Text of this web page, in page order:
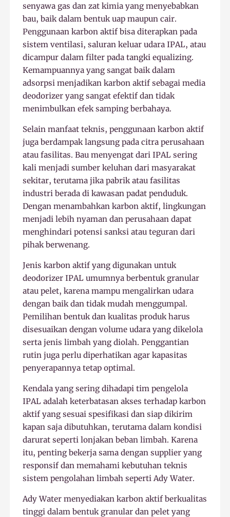
senyawa gas dan zat kimia yang menyebabkan
bau, baik dalam bentuk uap maupun cair.
Penggunaan karbon aktif bisa diterapkan pada
sistem ventilasi, saluran keluar udara IPAL, atau
dicampur dalam filter pada tangki equalizing.
Kemampuannya yang sangat baik dalam
adsorpsi menjadikan karbon aktif sebagai media
deodorizer yang sangat efektif dan tidak
menimbulkan efek samping berbahaya.
Selain manfaat teknis, penggunaan karbon aktif
juga berdampak langsung pada citra perusahaan
atau fasilitas. Bau menyengat dari IPAL sering
kali menjadi sumber keluhan dari masyarakat
sekitar, terutama jika pabrik atau fasilitas
industri berada di kawasan padat penduduk.
Dengan menambahkan karbon aktif, lingkungan
menjadi lebih nyaman dan perusahaan dapat
menghindari potensi sanksi atau teguran dari
pihak berwenang.
Jenis karbon aktif yang digunakan untuk
deodorizer IPAL umumnya berbentuk granular
atau pelet, karena mampu mengalirkan udara
dengan baik dan tidak mudah menggumpal.
Pemilihan bentuk dan kualitas produk harus
disesuaikan dengan volume udara yang dikelola
serta jenis limbah yang diolah. Penggantian
rutin juga perlu diperhatikan agar kapasitas
penyerapannya tetap optimal.
Kendala yang sering dihadapi tim pengelola
IPAL adalah keterbatasan akses terhadap karbon
aktif yang sesuai spesifikasi dan siap dikirim
kapan saja dibutuhkan, terutama dalam kondisi
darurat seperti lonjakan beban limbah. Karena
itu, penting bekerja sama dengan supplier yang
responsif dan memahami kebutuhan teknis
sistem pengolahan limbah seperti Ady Water.
Ady Water menyediakan karbon aktif berkualitas
tinggi dalam bentuk granular dan pelet yang